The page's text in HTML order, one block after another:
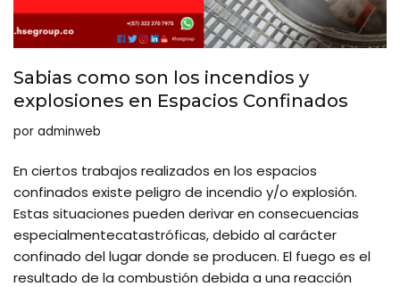
Sabias como son los incendios y
explosiones en Espacios Confinados
por adminweb
En ciertos trabajos realizados en los espacios
confinados existe peligro de incendio y/o explosión.
Estas situaciones pueden derivar en consecuencias
especialmentecatastróficas, debido al carácter
confinado del lugar donde se producen. El fuego es el
resultado de la combustión debida a una reacción